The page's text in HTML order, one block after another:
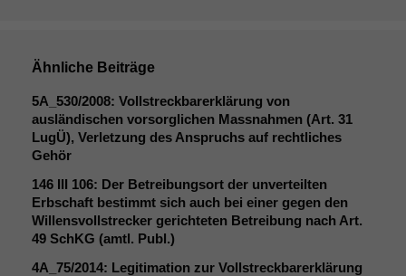
Ähnliche Beiträge
5A_530/2008: Vollstreckbarerklärung von
ausländischen vorsorglichen Massnahmen (Art. 31
LugÜ), Verletzung des Anspruchs auf rechtliches
Gehör
146 III 106: Der Betreibungsort der unverteilten
Erbschaft bestimmt sich auch bei einer gegen den
Willensvollstrecker gerichteten Betreibung nach Art.
49 SchKG (amtl. Publ.)
4A_75/2014: Legitimation zur Vollstreckbarerklärung